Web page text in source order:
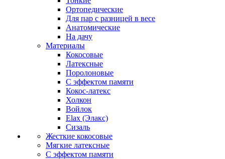
Ортопедические
Для пар с разницей в весе
Анатомические
На дачу
Материалы
Кокосовые
Латексные
Поролоновые
С эффектом памяти
Кокос-латекс
Холкон
Войлок
Elax (Элакс)
Сизаль
Жесткие кокосовые
Мягкие латексные
С эффектом памяти